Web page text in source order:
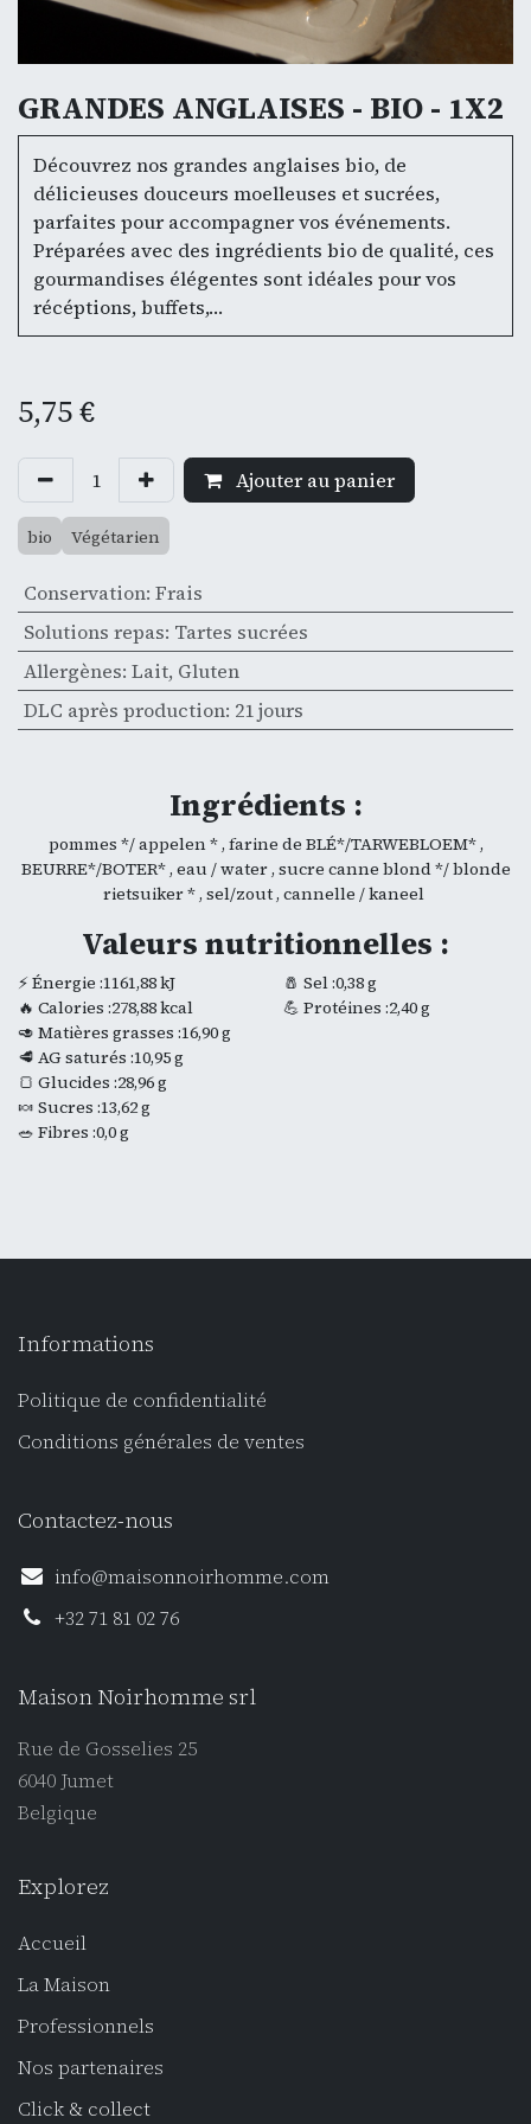
GRANDES ANGLAISES - BIO - 1X2
Découvrez nos grandes anglaises bio, de
délicieuses douceurs moelleuses et sucrées,
parfaites pour accompagner vos événements.
Préparées avec des ingrédients bio de qualité, ces
gourmandises élégentes sont idéales pour vos
récéptions, buffets,…
5,75€
Ajouter au panier
bio Végétarien
Conservation: Frais
Solutions repas: Tartes sucrées
Allergènes: Lait, Gluten
DLC après production: 21 jours
Ingrédients :
pommes */ appelen * , farine de BLÉ*/TARWEBLOEM* ,
BEURRE*/BOTER* , eau / water , sucre canne blond */ blonde
rietsuiker * , sel/zout , cannelle / kaneel
Valeurs nutritionnelles :
⚡ Énergie :1161,88 kJ
🔥 Calories :278,88 kcal
🥑 Matières grasses :16,90 g
🥩 AG saturés :10,95 g
🍞 Glucides :28,96 g
🍬 Sucres :13,62 g
🥗 Fibres :0,0 g
🧂 Sel :0,38 g
💪 Protéines :2,40 g
Informations
Politique de confidentialité
Conditions générales de ventes
Contactez-nous
info@maisonnoirhomme.com
+32 71 81 02 76
Maison Noirhomme srl
Rue de Gosselies 25
6040 Jumet
Belgique
Explorez
Accueil
La Maison
Professionnels
Nos partenaires
Click & collect